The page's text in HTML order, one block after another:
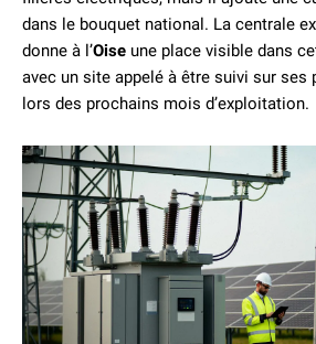
dans le bouquet national. La centrale
donne à l’Oise une place visible dans
avec un site appelé à être suivi sur ses
lors des prochains mois d’exploitation.